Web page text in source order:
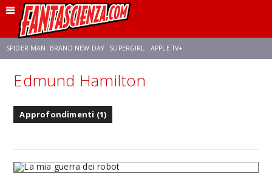
SPIDER-MAN: BRAND NEW DAY SUPERGIRL APPLE TV+
FRANCO RICCIARDIELLO ZENDAYA STAR TREK
Edmund Hamilton
Approfondimenti (1)